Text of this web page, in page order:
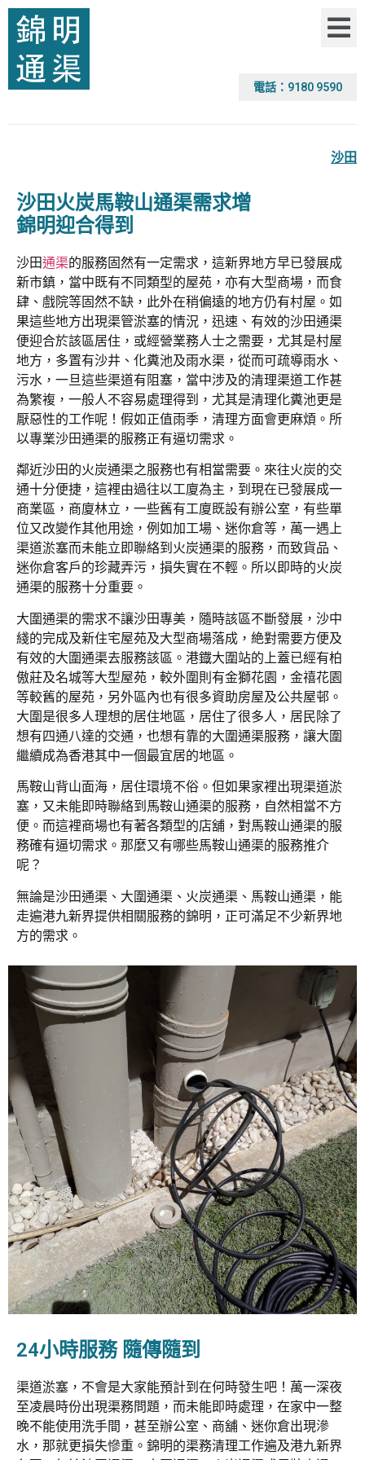
電話：9180 9590
沙田
沙田火炭馬鞍山通渠需求增
錦明迎合得到
沙田通渠的服務固然有一定需求，這新界地方早已發展成
新市鎮，當中既有不同類型的屋苑，亦有大型商場，而食
肆、戲院等固然不缺，此外在稍偏遠的地方仍有村屋。如
果這些地方出現渠管淤塞的情況，迅速、有效的沙田通渠
便迎合於該區居住，或經營業務人士之需要，尤其是村屋
地方，多置有沙井、化糞池及雨水渠，從而可疏導雨水、
污水，一旦這些渠道有阻塞，當中涉及的清理渠道工作甚
為繁複，一般人不容易處理得到，尤其是清理化糞池更是
厭惡性的工作呢！假如正值雨季，清理方面會更麻煩。所
以專業沙田通渠的服務正有逼切需求。
鄰近沙田的火炭通渠之服務也有相當需要。來往火炭的交
通十分便捷，這裡由過往以工廈為主，到現在已發展成一
商業區，商廈林立，一些舊有工廈既設有辦公室，有些單
位又改變作其他用途，例如加工場、迷你倉等，萬一遇上
渠道淤塞而未能立即聯絡到火炭通渠的服務，而致貨品、
迷你倉客戶的珍藏弄污，損失實在不輕。所以即時的火炭
通渠的服務十分重要。
大圍通渠的需求不讓沙田專美，隨時該區不斷發展，沙中
綫的完成及新住宅屋苑及大型商場落成，絶對需要方便及
有效的大圍通渠去服務該區。港鐡大圍站的上蓋已經有柏
傲莊及名城等大型屋苑，較外圍則有金獅花園，金禧花園
等較舊的屋苑，另外區內也有很多資助房屋及公共屋邨。
大圍是很多人理想的居住地區，居住了很多人，居民除了
想有四通八達的交通，也想有靠的大圍通渠服務，讓大圍
繼續成為香港其中一個最宜居的地區。
馬鞍山背山面海，居住環境不俗。但如果家裡出現渠道淤
塞，又未能即時聯絡到馬鞍山通渠的服務，自然相當不方
便。而這裡商場也有著各類型的店舖，對馬鞍山通渠的服
務確有逼切需求。那麼又有哪些馬鞍山通渠的服務推介
呢？
無論是沙田通渠、 大圍通渠、 火炭通渠、馬鞍山通渠，能
走遍港九新界提供相關服務的錦明，正可滿足不少新界地
方的需求。
24小時服務 隨傳隨到
渠道淤塞，不會是大家能預計到在何時發生吧！萬一深夜
至凌晨時份出現渠務問題，而未能即時處理，在家中一整
晚不能使用洗手間，甚至辦公室、商舖、迷你倉出現滲
水，那就更損失慘重。錦明的渠務清理工作遍及港九新界